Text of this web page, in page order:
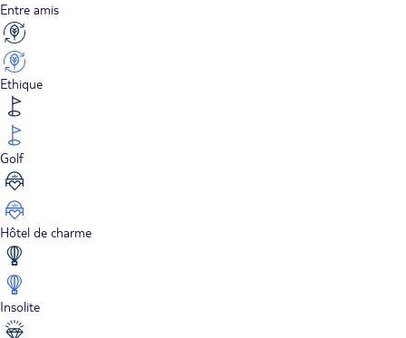
Entre amis
Ethique
Golf
Hôtel de charme
Insolite